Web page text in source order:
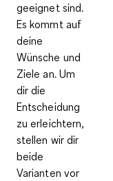
geeignet sind.
Es kommt auf
deine
Wünsche und
Ziele an. Um
dir die
Entscheidung
zu erleichtern,
stellen wir dir
beide
Varianten vor